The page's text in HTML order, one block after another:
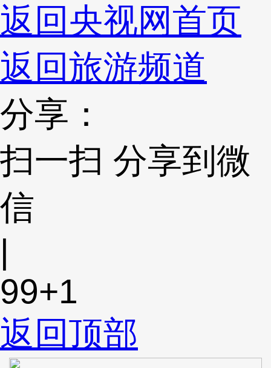
返回央视网首页
返回旅游频道
分享：
扫一扫 分享到微
信
|
99+1
返回顶部